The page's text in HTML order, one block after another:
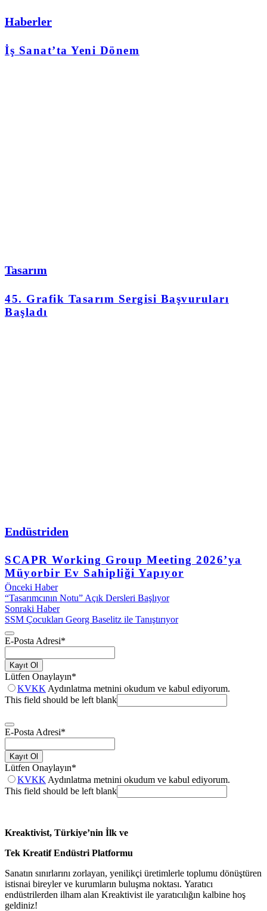
Haberler
İş Sanat’ta Yeni Dönem
Tasarım
45. Grafik Tasarım Sergisi Başvuruları
Başladı
Endüstriden
SCAPR Working Group Meeting 2026’ya
Müyorbir Ev Sahipliği Yapıyor
Önceki Haber
“Tasarımcının Notu” Açık Dersleri Başlıyor
Sonraki Haber
SSM Çocukları Georg Baselitz ile Tanıştırıyor
E-Posta Adresi*
Kayıt Ol
Lütfen Onaylayın*
KVKK Aydınlatma metnini okudum ve kabul ediyorum.
This field should be left blank
E-Posta Adresi*
Kayıt Ol
Lütfen Onaylayın*
KVKK Aydınlatma metnini okudum ve kabul ediyorum.
This field should be left blank
Kreaktivist, Türkiye’nin İlk ve
Tek Kreatif Endüstri Platformu
Sanatın sınırlarını zorlayan, yenilikçi üretimlerle toplumu dönüştüren
istisnai bireyler ve kurumların buluşma noktası. Yaratıcı
endüstrilerden ilham alan Kreaktivist ile yaratıcılığın kalbine hoş
geldiniz!